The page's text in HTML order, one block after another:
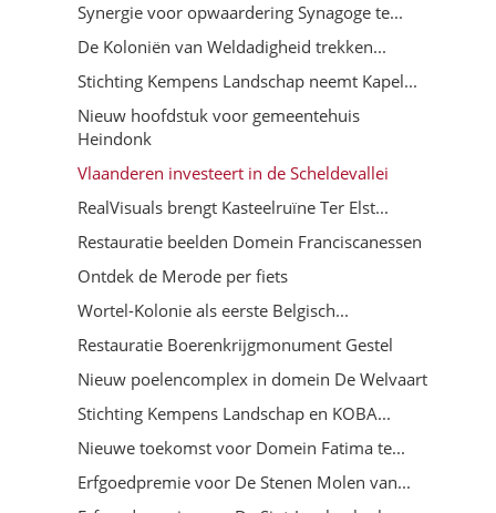
Synergie voor opwaardering Synagoge te...
De Koloniën van Weldadigheid trekken...
Stichting Kempens Landschap neemt Kapel...
Nieuw hoofdstuk voor gemeentehuis
Heindonk
Vlaanderen investeert in de Scheldevallei
RealVisuals brengt Kasteelruïne Ter Elst...
Restauratie beelden Domein Franciscanessen
Ontdek de Merode per fiets
Wortel-Kolonie als eerste Belgisch...
Restauratie Boerenkrijgmonument Gestel
Nieuw poelencomplex in domein De Welvaart
Stichting Kempens Landschap en KOBA...
Nieuwe toekomst voor Domein Fatima te...
Erfgoedpremie voor De Stenen Molen van...